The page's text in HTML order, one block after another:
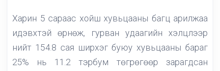
Харин 5 сараас хойш хувьцааны багц арилжаа
идэвхтэй өрнөж, гурван удаагийн хэлцлээр
нийт 154.8 сая ширхэг буюу хувьцааны бараг
25% нь 11.2 тэрбум төгрөгөөр зарагдсан